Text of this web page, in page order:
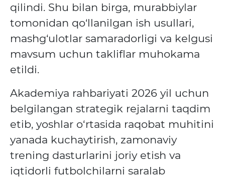
qilindi. Shu bilan birga, murabbiylar
tomonidan qo‘llanilgan ish usullari,
mashg‘ulotlar samaradorligi va kelgusi
mavsum uchun takliflar muhokama
etildi.
Akademiya rahbariyati 2026 yil uchun
belgilangan strategik rejalarni taqdim
etib, yoshlar o‘rtasida raqobat muhitini
yanada kuchaytirish, zamonaviy
trening dasturlarini joriy etish va
iqtidorli futbolchilarni saralab